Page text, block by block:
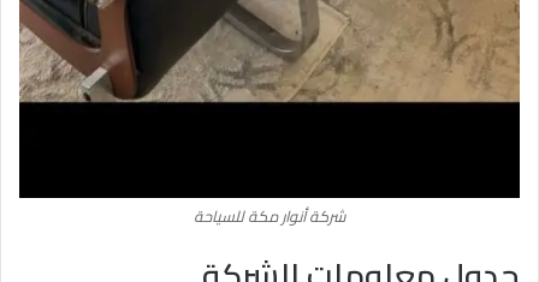
شركة أنوار مكة للسياحة